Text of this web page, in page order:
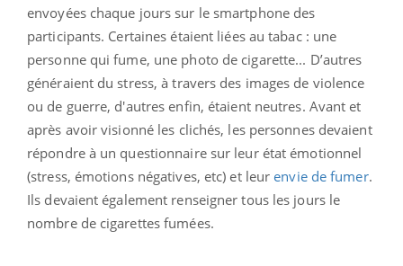
envoyées chaque jours sur le smartphone des
participants. Certaines étaient liées au tabac : une
personne qui fume, une photo de cigarette... D’autres
généraient du stress, à travers des images de violence
ou de guerre, d'autres enfin, étaient neutres. Avant et
après avoir visionné les clichés, les personnes devaient
répondre à un questionnaire sur leur état émotionnel
(stress, émotions négatives, etc) et leurenvie de fumer.
Ils devaient également renseigner tous les jours le
nombre de cigarettes fumées.